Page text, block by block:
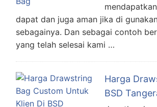
dapat dan juga aman jika di
sebagainya. Dan sebagai contoh
yang telah selesai kami …
Harga
BSD